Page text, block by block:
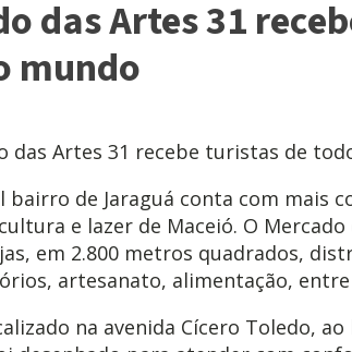
das Artes 31
mundo
das Artes 31 recebe turistas de
bairro de Jaraguá conta com mais
e lazer de Maceió. O Mercado
em 2.800 metros quadrados,
artesanato, alimentação,
na avenida Cícero Toledo,